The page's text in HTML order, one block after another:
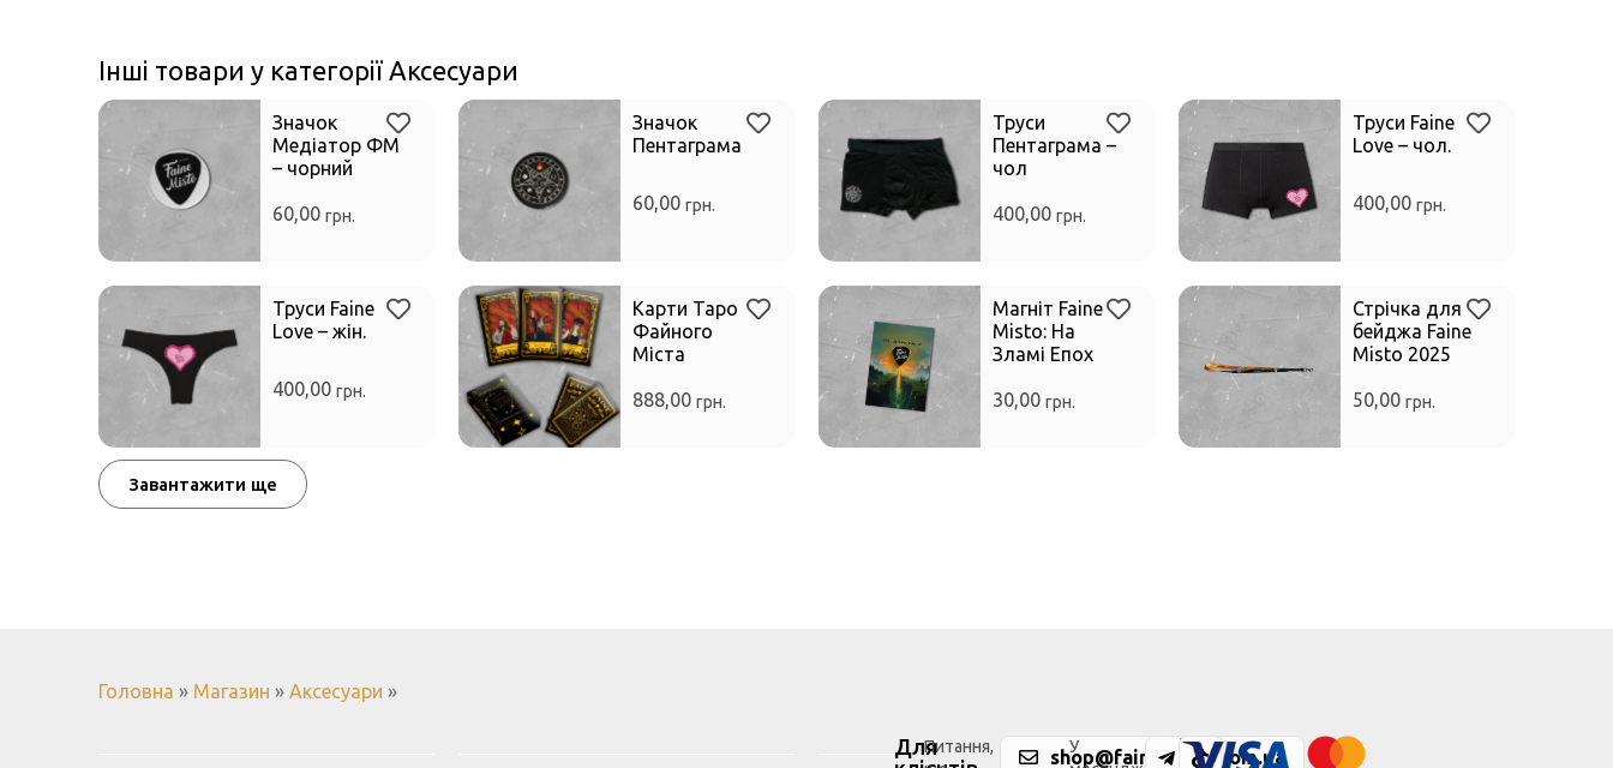
Інші товари у категорії Аксесуари
Значок
Медіатор ФМ
– чорний
60,00 грн.
Значок
Пентаграма
60,00 грн.
Труси
Пентаграма –
чол
400,00 грн.
Труси Faine
Love – чол.
400,00 грн.
Труси Faine
Love – жін.
400,00 грн.
Карти Таро
Файного
Міста
888,00 грн.
Магніт Faine
Misto: На
Зламі Епох
30,00 грн.
Стрічка для
бейджа Faine
Misto 2025
50,00 грн.
Завантажити ще
Головна » Магазин » Аксесуари »
ДляПитання,
shop@fainemisto.com.ua
У
Ми